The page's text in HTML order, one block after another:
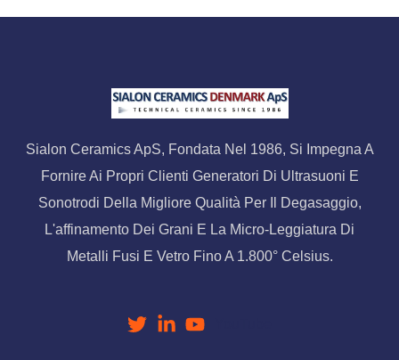
Sialon Ceramics ApS, Fondata Nel 1986, Si Impegna A
Fornire Ai Propri Clienti Generatori Di Ultrasuoni E
Sonotrodi Della Migliore Qualità Per Il Degasaggio,
L'affinamento Dei Grani E La Micro-Leggiatura Di
Metalli Fusi E Vetro Fino A 1.800° Celsius.